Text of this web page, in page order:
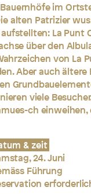
im
alten Patrizier
La Punt
über den
von La
Aber auch ältere
viele
ch einweihen,
& zeit
24. Juni
Führung